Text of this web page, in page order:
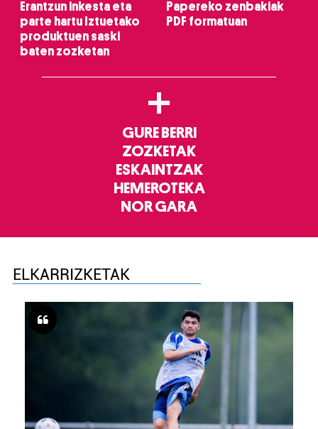
Erantzun inkesta eta
parte hartu Iztuetako
produktuen saski
baten zozketan
Papereko zenbakiak
PDF formatuan
+
GURE BERRI
ZOZKETAK
ESKAINTZAK
HEMEROTEKA
NOR GARA
ELKARRIZKETAK